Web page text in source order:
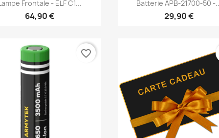
Frontale - ELF C1...
64,90 €
Batterie APB-21700-50 -
29,90 €
favorite_border